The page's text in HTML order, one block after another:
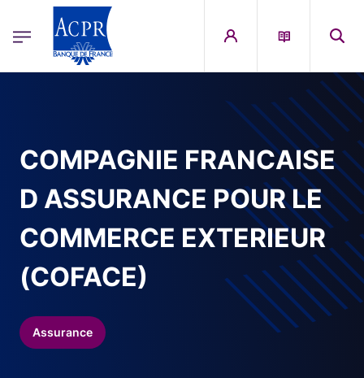
ACPR Menu Principal (French)
COMPAGNIE FRANCAISE
D ASSURANCE POUR LE
COMMERCE EXTERIEUR
(COFACE)
Assurance